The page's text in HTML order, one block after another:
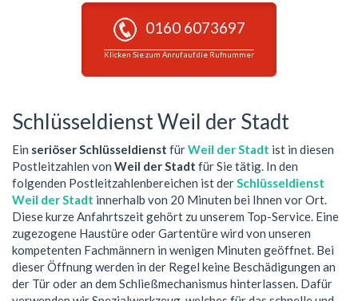
0160 6073697
Klicken Sie zum Anruf auf die Rufnummer
Schlüsseldienst Weil der Stadt
Ein seriöser Schlüsseldienst fürWeil der Stadt ist in diesen
Postleitzahlen von Weil der Stadt für Sie tätig. In den
folgenden Postleitzahlenbereichen ist derSchlüsseldienst
Weil der Stadt innerhalb von 20 Minuten bei Ihnen vor Ort.
Diese kurze Anfahrtszeit gehört zu unserem Top-Service. Eine
zugezogene Haustüre oder Gartentüre wird von unseren
kompetenten Fachmännern in wenigen Minuten geöffnet. Bei
dieser Öffnung werden in der Regel keine Beschädigungen an
der Tür oder an dem Schließmechanismus hinterlassen. Dafür